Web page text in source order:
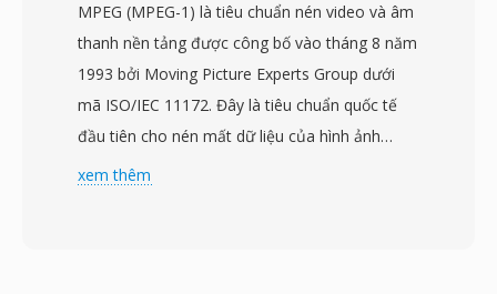
phép thấp hơn đáng kể. Tiêu chuẩn hỗ trợ độ
phân giải video từ độ nét tiêu chuẩn đến độ nét
cao, phù hợp cho cả phát sóng truyền hình số
mặt đất và truyền phát băng thông rộng. Các
tính năng kỹ thuật chính bao gồm biến đổi khối
8x8, nhiều chế độ dự đoán và bộ lọc vòng lặp
MPEG (MPEG-1) là tiêu chuẩn nén video và âm
thanh nền tảng được công bố vào tháng 8 năm
1993 bởi Moving Picture Experts Group dưới
mã ISO/IEC 11172. Đây là tiêu chuẩn quốc tế
đầu tiên cho nén mất dữ liệu của hình ảnh
chuyển động và âm thanh đi kèm, thiết lập các
xem thêm